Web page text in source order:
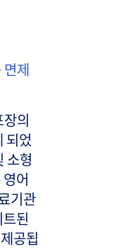
제
의
되었
소형
어
기관
된
공됩